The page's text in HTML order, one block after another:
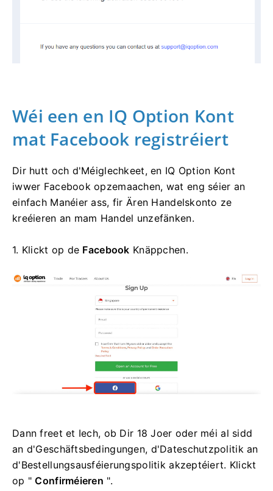
Wéi een en IQ Option Kont
mat Facebook registréiert
Dir hutt och d'Méiglechkeet, en IQ Option Kont
iwwer Facebook opzemaachen, wat eng séier an
einfach Manéier ass, fir Ären Handelskonto ze
kreéieren an mam Handel unzefänken.
1. Klickt op de Facebook Knäppchen.
Dann freet et Iech, ob Dir 18 Joer oder méi al sidd
an d'Geschäftsbedingungen, d'Dateschutzpolitik an
d'Bestellungsausféierungspolitik akzeptéiert. Klickt
op "Confirméieren ".